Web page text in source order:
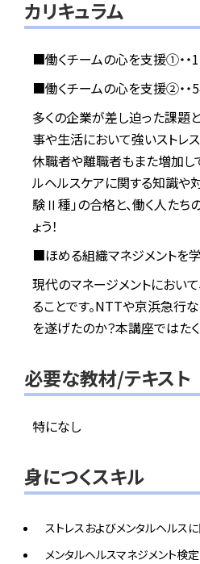
カリキュラム
■働くチームの心を支援①・・
■働くチームの心を支援②・・
多くの企業が差し迫った課題
事や生活において強いストレ
休職者や離職者もまた増加し
ルヘルスケアに関する知識や
験Ⅱ種」の合格と、働く人た
ょう！
■ほめる組織マネジメントを
現代のマネージメントにおい
ることです。NTTや京浜急行
を遂げたのか？本講座ではた
必要な教材/テキスト
特になし
身につくスキル
ストレスおよびメンタルヘルス
メンタルヘルスマネジメント